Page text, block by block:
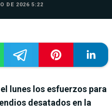
DE 2026 5:22
lunes los esfuerzos para
desatados en la